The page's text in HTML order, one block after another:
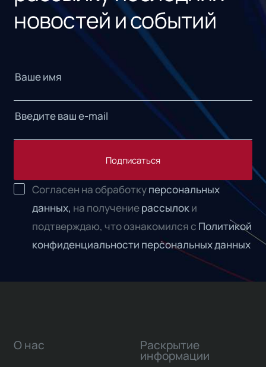
новостей и событий
Подписаться
Согласен на обработкуперсональных
данных, на получениерассылоки
подтверждаю, что ознакомился с Политикой
конфиденциальности персональных данных
О нас Раскрытие
информации